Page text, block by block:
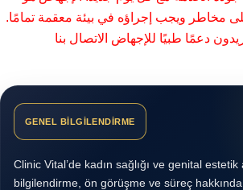
مخاطر ويجب إجراؤه في بيئة معقمة تمامًا.
GENEL BİLGİLENDİRME
Clinic Vital’de kadın sağlığı ve genital estetik
bilgilendirme, ön görüşme ve süreç